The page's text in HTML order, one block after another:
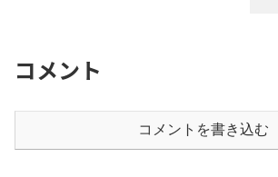
コメント
コメントを書き込む